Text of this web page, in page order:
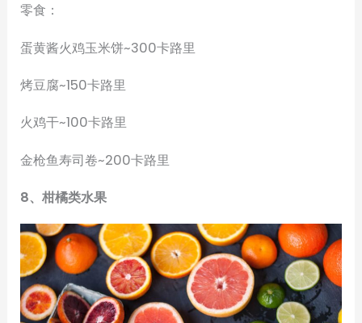
零食：
蛋黄酱火鸡玉米饼~300卡路里
烤豆腐~150卡路里
火鸡干~100卡路里
金枪鱼寿司卷~200卡路里
8、柑橘类水果